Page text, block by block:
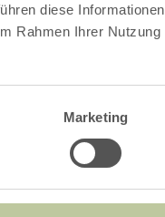
diese Informationen
Rahmen Ihrer Nutzung
Marketing